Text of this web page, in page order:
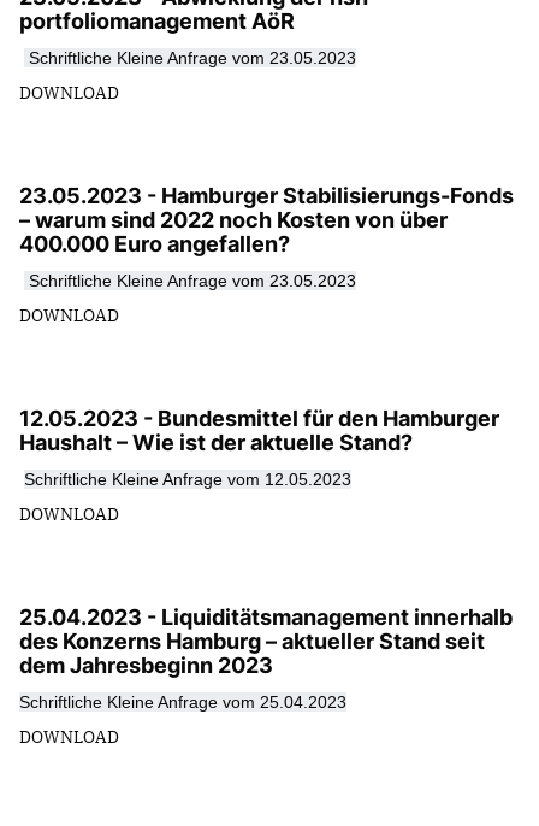
portfoliomanagement AöR
Schriftliche Kleine Anfrage vom 23.05.2023
DOWNLOAD
23.05.2023 - Hamburger Stabilisierungs-Fonds
– warum sind 2022 noch Kosten von über
400.000 Euro angefallen?
Schriftliche Kleine Anfrage vom 23.05.2023
DOWNLOAD
12.05.2023 - Bundesmittel für den Hamburger
Haushalt – Wie ist der aktuelle Stand?
Schriftliche Kleine Anfrage vom 12.05.2023
DOWNLOAD
25.04.2023 - Liquiditätsmanagement innerhalb
des Konzerns Hamburg – aktueller Stand seit
dem Jahresbeginn 2023
Schriftliche Kleine Anfrage vom 25.04.2023
DOWNLOAD